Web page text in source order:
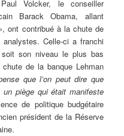
Volcker, le conseiller
Barack Obama, allant
ont contribué à la chute de
Celle-ci a franchi
son niveau le plus bas
de la banque Lehman
que l’on peut dire que
piège qui était manifeste
de politique budgétaire
président de la Réserve